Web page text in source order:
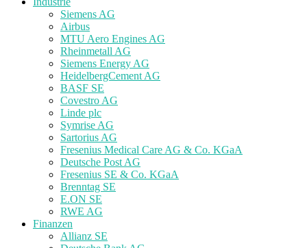
Siemens AG
Airbus
MTU Aero Engines AG
Rheinmetall AG
Siemens Energy AG
HeidelbergCement AG
BASF SE
Covestro AG
Linde plc
Symrise AG
Sartorius AG
Fresenius Medical Care AG & Co. KGaA
Deutsche Post AG
Fresenius SE & Co. KGaA
Brenntag SE
E.ON SE
RWE AG
Finanzen
Allianz SE